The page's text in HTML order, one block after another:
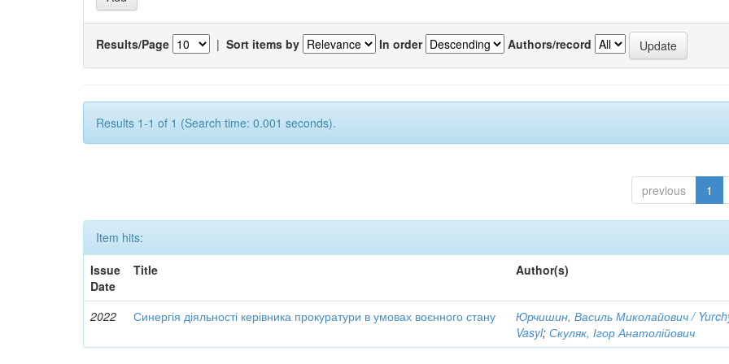
Results/Page | Sort items by In order Authors/record
Results 1-1 of 1 (Search time: 0.001 seconds).
previous 1
Item hits:
Issue
Date
Title Author(s)
2022 Синергія діяльності керівника прокуратури в умовах воєнного стану
Юрчишин, Василь Миколайович /
Vasyl;Скуляк, Ігор Анатолійович